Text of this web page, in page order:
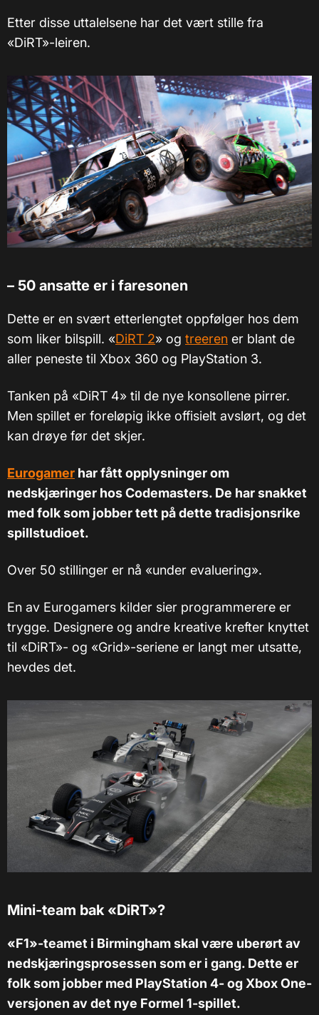
Etter disse uttalelsene har det vært stille fra
«DiRT»-leiren.
– 50 ansatte er i faresonen
Dette er en svært etterlengtet oppfølger hos dem
som liker bilspill. «DiRT 2» og treeren er blant de
aller peneste til Xbox 360 og PlayStation 3.
Tanken på «DiRT 4» til de nye konsollene pirrer.
Men spillet er foreløpig ikke offisielt avslørt, og det
kan drøye før det skjer.
Eurogamer har fått opplysninger om
nedskjæringer hos Codemasters. De har snakket
med folk som jobber tett på dette tradisjonsrike
spillstudioet.
Over 50 stillinger er nå «under evaluering».
En av Eurogamers kilder sier programmerere er
trygge. Designere og andre kreative krefter knyttet
til «DiRT»- og «Grid»-seriene er langt mer utsatte,
hevdes det.
Mini-team bak «DiRT»?
«F1»-teamet i Birmingham skal være uberørt av
nedskjæringsprosessen som er i gang. Dette er
folk som jobber med PlayStation 4- og Xbox One-
versjonen av det nye Formel 1-spillet.